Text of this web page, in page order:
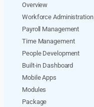
Overview
Workforce Administration
Payroll Management
Time Management
People Development
Built-in Dashboard
Mobile Apps
Modules
Package